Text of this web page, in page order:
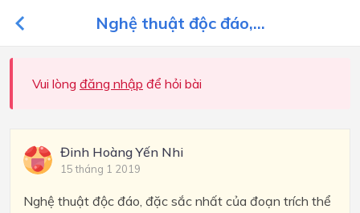
Nghệ thuật độc đáo,...
Vui lòng đăng nhập để hỏi bài
Đinh Hoàng Yến Nhi
15 tháng 1 2019
Nghệ thuật độc đáo, đặc sắc nhất của đoạn trích thể